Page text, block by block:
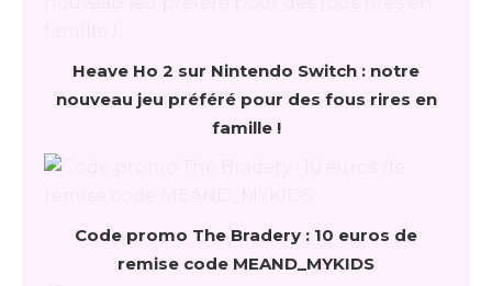
Heave Ho 2 sur Nintendo Switch : notre
nouveau jeu préféré pour des fous rires en
famille !
Code promo The Bradery : 10 euros de
remise code MEAND_MYKIDS